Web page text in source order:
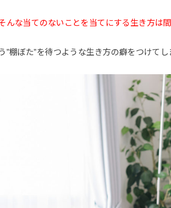
んな当てのないことを当てにする生き方は
”棚ぼた”を待つような生き方の癖をつけて